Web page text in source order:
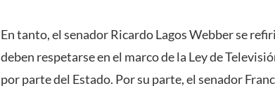
En tanto, el senador Ricardo Lagos Webber se
deben respetarse en el marco de la Ley de
por parte del Estado. Por su parte, el senador